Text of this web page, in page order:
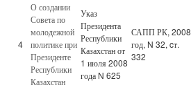
4
О создании
Совета по
молодежной
политике при
Президенте
Республики
Казахстан
Указ
Президента
Республики
Казахстан от
1 июля 2008
года N 625
САПП РК, 2008
год, N 32, cт.
332